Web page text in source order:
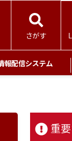
さがす
報配信システム
重